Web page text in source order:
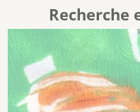
Recherche